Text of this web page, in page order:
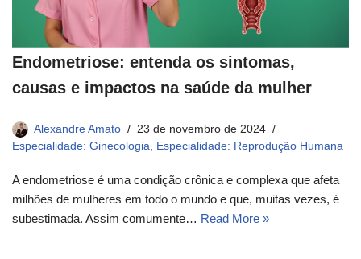
Endometriose: entenda os sintomas,
causas e impactos na saúde da mulher
Alexandre Amato
23 de novembro de 2024
Especialidade: Ginecologia, Especialidade: Reprodução Humana
A endometriose é uma condição crônica e complexa que afeta
milhões de mulheres em todo o mundo e que, muitas vezes, é
subestimada. Assim comumente… Read More »